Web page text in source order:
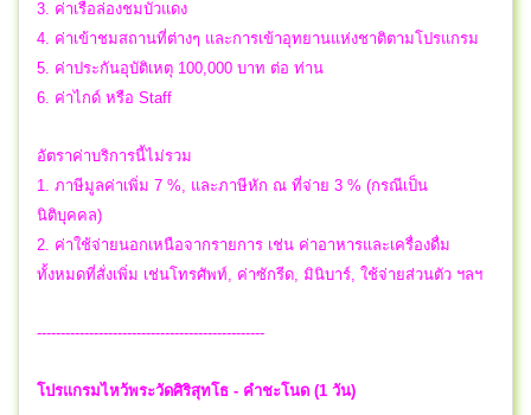
3. ค่าเรือล่องชมบัวแดง
4. ค่าเข้าชมสถานที่ต่างๆ และการเข้าอุทยานแห่งชาติตามโปรแกรม
5. ค่าประกันอุบัติเหตุ 100,000 บาท ต่อ ท่าน
6. ค่าไกด์ หรือ Staff
อัตราค่าบริการนี้ไม่รวม
1. ภาษีมูลค่าเพิ่ม 7 %, และภาษีหัก ณ ที่จ่าย 3 % (กรณีเป็น
นิติบุคคล)
2. ค่าใช้จ่ายนอกเหนือจากรายการ เช่น ค่าอาหารและเครื่องดื่ม
ทั้งหมดที่สั่งเพิ่ม เช่นโทรศัพท์, ค่าซักรีด, มินิบาร์, ใช้จ่ายส่วนตัว ฯลฯ
------------------------------------------------
โปรแกรมไหว้พระวัดศิริสุทโธ - คำชะโนด (1 วัน)